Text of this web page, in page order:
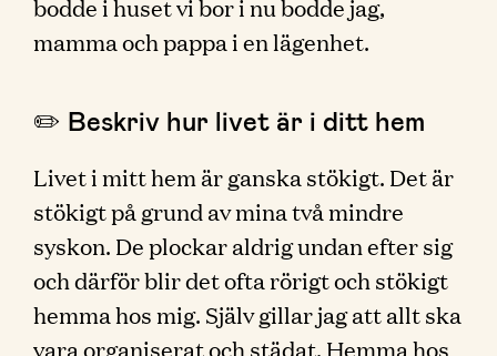
bodde i huset vi bor i nu bodde jag,
mamma och pappa i en lägenhet.
✏️ Beskriv hur livet är i ditt hem
Livet i mitt hem är ganska stökigt. Det är
stökigt på grund av mina två mindre
syskon. De plockar aldrig undan efter sig
och därför blir det ofta rörigt och stökigt
hemma hos mig. Själv gillar jag att allt ska
vara organiserat och städat. Hemma hos